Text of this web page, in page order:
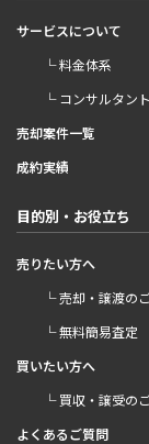
サービスについて
└ 料金体系
└ コンサルタン
売却案件一覧
成約実績
目的別・お役立ち
売りたい方へ
└ 売却・譲渡の
└ 無料簡易査定
買いたい方へ
└ 買収・譲受の
よくあるご質問